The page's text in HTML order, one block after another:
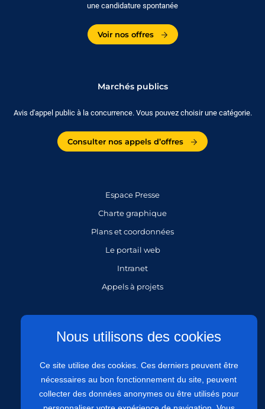
une candidature spontanée
Voir nos offres
Marchés publics
Avis d'appel public à la concurrence. Vous pouvez choisir une catégorie.
Consulter nos appels d’offres
Espace Presse
Charte graphique
Plans et coordonnées
Le portail web
Intranet
Appels à projets
Politique de protection des données personnelles
Politique de confidentialité
Nous utilisons des cookies
Ce site utilise des cookies. Ces derniers peuvent être
nécessaires au bon fonctionnement du site, peuvent
collecter des données anonymes ou être utilisés pour